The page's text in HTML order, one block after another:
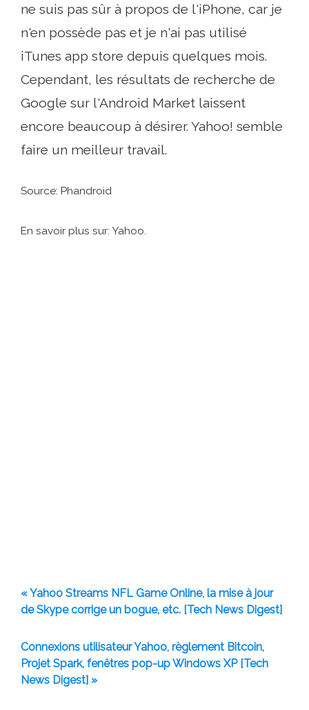
ne suis pas sûr à propos de l'iPhone, car je
n'en possède pas et je n'ai pas utilisé
iTunes app store depuis quelques mois.
Cependant, les résultats de recherche de
Google sur l'Android Market laissent
encore beaucoup à désirer. Yahoo! semble
faire un meilleur travail.
Source: Phandroid
En savoir plus sur: Yahoo.
« Yahoo Streams NFL Game Online, la mise à jour
de Skype corrige un bogue, etc. [Tech News Digest]
Connexions utilisateur Yahoo, règlement Bitcoin,
Projet Spark, fenêtres pop-up Windows XP [Tech
News Digest] »